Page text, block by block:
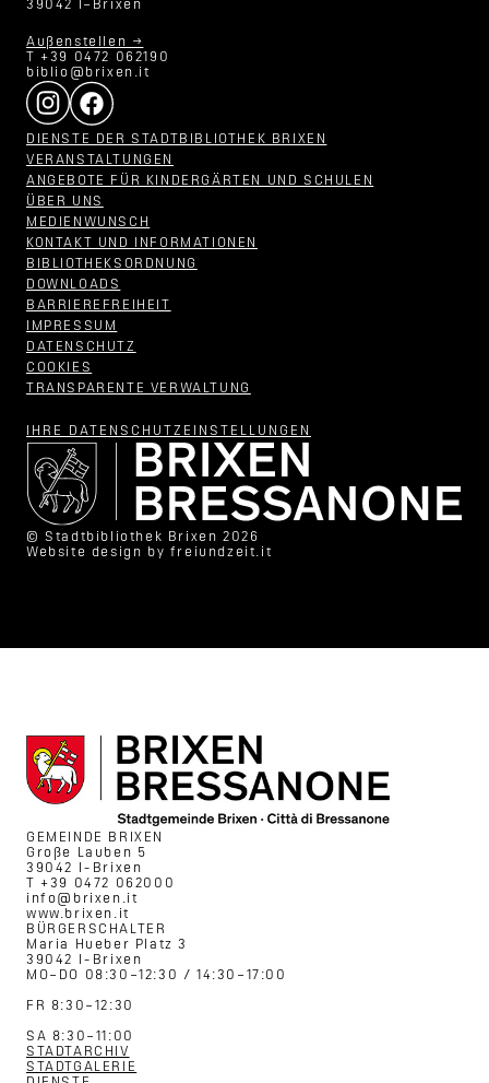
39042 I–Brixen
Außenstellen →
T +39 0472 062190
biblio@brixen.it
DIENSTE DER STADTBIBLIOTHEK BRIXEN
VERANSTALTUNGEN
ANGEBOTE FÜR KINDERGÄRTEN UND SCHULEN
ÜBER UNS
MEDIENWUNSCH
KONTAKT UND INFORMATIONEN
BIBLIOTHEKSORDNUNG
DOWNLOADS
BARRIEREFREIHEIT
IMPRESSUM
DATENSCHUTZ
COOKIES
TRANSPARENTE VERWALTUNG
IHRE DATENSCHUTZ­EINSTELLUNGEN
© Stadtbibliothek Brixen 2026
Website design by freiundzeit.it
GEMEINDE BRIXEN
Große Lauben 5
39042 I-Brixen
T +39 0472 062000
info@brixen.it
www.brixen.it
BÜRGERSCHALTER
Maria Hueber Platz 3
39042 I-Brixen
MO–DO 08:30–12:30 / 14:30–17:00
FR 8:30–12:30
SA 8:30–11:00
STADTARCHIV
STADTGALERIE